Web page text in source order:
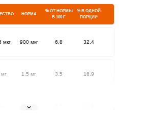
НОРМА
% ОТ НОРМЫ
В 100 Г
% В ОДНОЙ
ПОРЦИИ
мкг 900 мкг 6.8 32.4
1.5 мг 3.5 16.9
1.8 мг